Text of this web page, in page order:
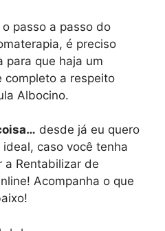
passo a passo do
é preciso
para que haja um
completo a respeito
Albocino.
desde já eu quero
caso você tenha
a Rentabilizar de
Acompanha o que